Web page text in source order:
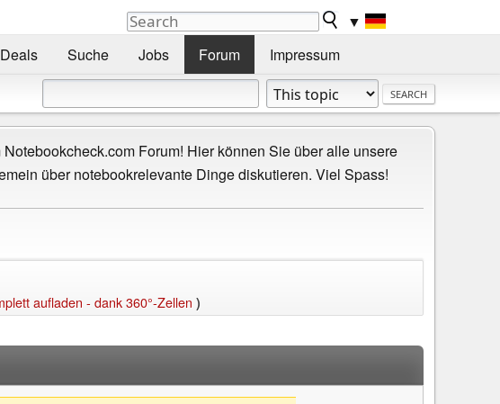
▼
Deals Suche Jobs Forum Impressum
Forum! Hier können Sie über alle unsere
über notebookrelevante Dinge diskutieren. Viel Spass!
aufladen - dank 360°-Zellen )